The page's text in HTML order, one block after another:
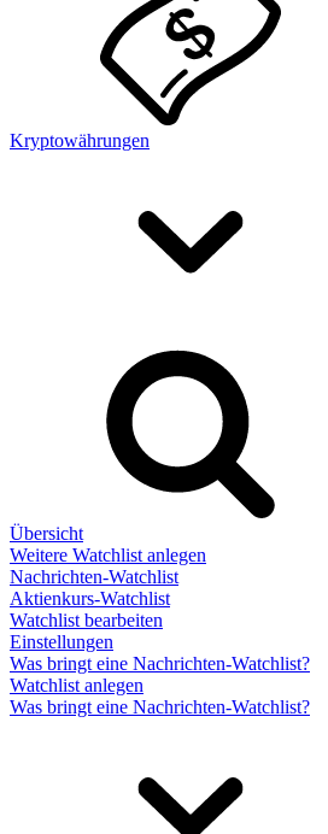
Kryptowährungen
Übersicht
Weitere Watchlist anlegen
Nachrichten-Watchlist
Aktienkurs-Watchlist
Watchlist bearbeiten
Einstellungen
Was bringt eine Nachrichten-Watchlist?
Watchlist anlegen
Was bringt eine Nachrichten-Watchlist?